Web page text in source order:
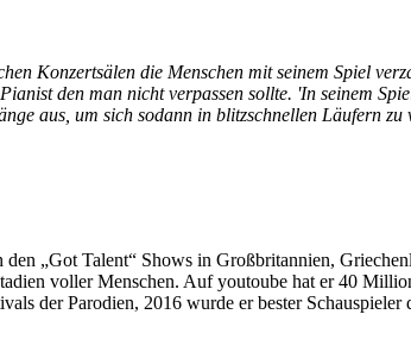
Konzertsälen die Menschen mit seinem Spiel
den man nicht verpassen sollte. 'In seinem
aus, um sich sodann in blitzschnellen Läufern zu
„Got Talent“ Shows in Großbritannien,
voller Menschen. Auf youtoube hat er 40
der Parodien, 2016 wurde er bester Schauspieler